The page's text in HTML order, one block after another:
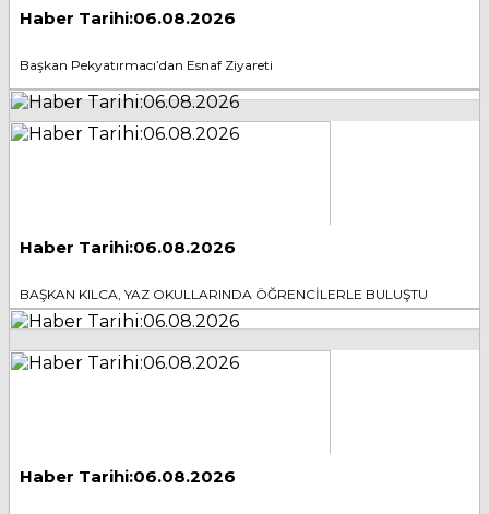
Haber Tarihi:06.08.2026
Başkan Pekyatırmacı’dan Esnaf Ziyareti
Haber Tarihi:06.08.2026
BAŞKAN KILCA, YAZ OKULLARINDA ÖĞRENCİLERLE BULUŞTU
Haber Tarihi:06.08.2026